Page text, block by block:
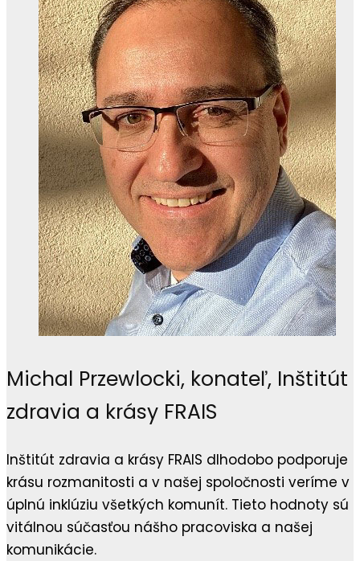
Michal Przewlocki, konateľ, Inštitút
zdravia a krásy FRAIS
Inštitút zdravia a krásy FRAIS dlhodobo podporuje
krásu rozmanitosti a v našej spoločnosti veríme v
úplnú inklúziu všetkých komunít. Tieto hodnoty sú
vitálnou súčasťou nášho pracoviska a našej
komunikácie.